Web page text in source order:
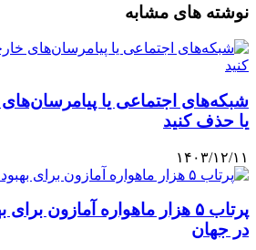
نوشته های مشابه
شبکه‌های اجتماعی یا
یا حذف کنید
۱۴۰۳/۱۲/۱۱
پرتاب ۵ هزار ماهواره آمازون
در جهان